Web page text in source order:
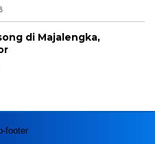
di Majalengka,